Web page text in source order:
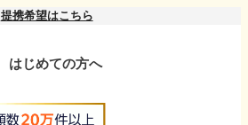
提携希望はこちら
はじめての方へ